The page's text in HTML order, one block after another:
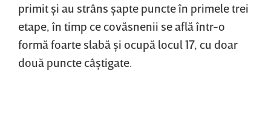
primit şi au strâns şapte puncte în primele trei
etape, în timp ce covăsnenii se află într-o
formă foarte slabă şi ocupă locul 17, cu doar
două puncte câştigate.